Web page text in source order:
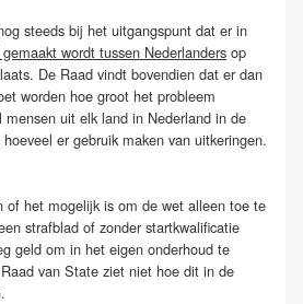
steeds bij het uitgangspunt dat er in
wordt tussen Nederlanders op
De Raad vindt bovendien dat er dan
worden hoe groot het probleem
uit elk land in Nederland in de
er gebruik maken van uitkeringen.
of het mogelijk is om de wet alleen toe te
strafblad of zonder startkwalificatie
geld om in het eigen onderhoud te
van State ziet niet hoe dit in de